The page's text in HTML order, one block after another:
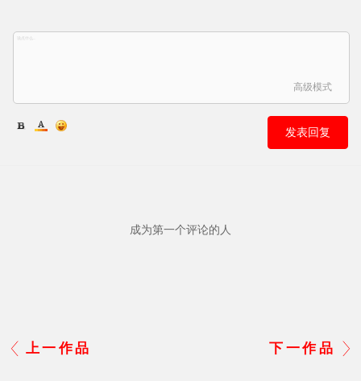
高级模式
发表回复
成为第一个评论的人
上一作品 下一作品